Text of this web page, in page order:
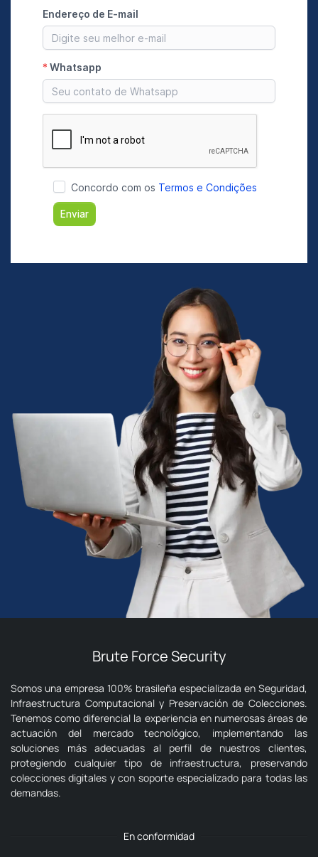
Brute Force Security
Somos una empresa 100% brasileña especializada en Seguridad,
Infraestructura Computacional y Preservación de Colecciones.
Tenemos como diferencial la experiencia en numerosas áreas de
actuación del mercado tecnológico, implementando las
soluciones más adecuadas al perfil de nuestros clientes,
protegiendo cualquier tipo de infraestructura, preservando
colecciones digitales y con soporte especializado para todas las
demandas.
En conformidad